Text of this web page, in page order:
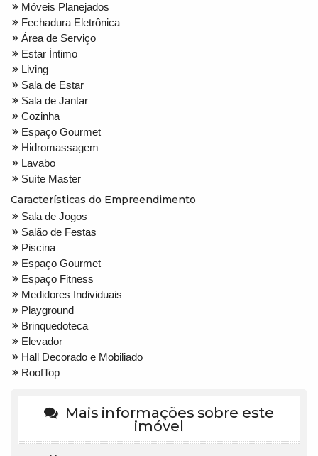
Móveis Planejados
Fechadura Eletrônica
Área de Serviço
Estar Íntimo
Living
Sala de Estar
Sala de Jantar
Cozinha
Espaço Gourmet
Hidromassagem
Lavabo
Suíte Master
Características do Empreendimento
Sala de Jogos
Salão de Festas
Piscina
Espaço Gourmet
Espaço Fitness
Medidores Individuais
Playground
Brinquedoteca
Elevador
Hall Decorado e Mobiliado
RoofTop
Mais informações sobre este
imóvel